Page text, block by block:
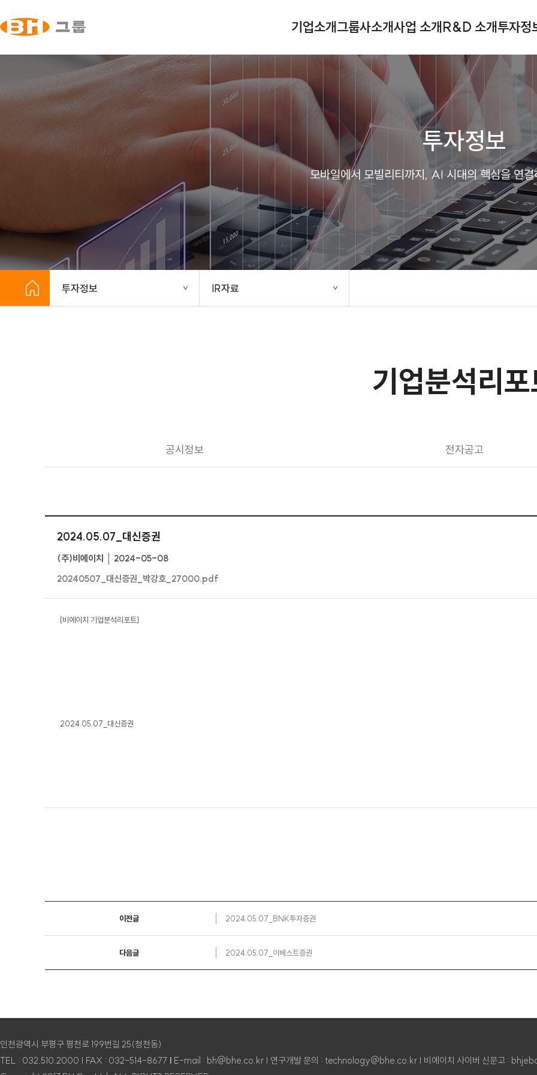
기업소개그룹사소개사업 소개 R&D 소개투자정
투자정보
모바일에서 모빌리티까지, AI 시대의 핵심을 연
투자정보 IR자료
기업분석리
공시정보 전자공고
2024.05.07_대신증권
(주)비에이치 │ 2024-05-08
20240507_대신증권_박강호_27000.pdf
[비에이치 기업분석리포트]
2024.05.07_대신증권
이전글 2024.05.07_BNK투자증권
다음글 2024.05.07_이베스트증권
인천광역시 부평구 평천로 199번길 25(청천동)
TEL : 032.510.2000 | FAX : 032-514-8677 | E-mail : bh@bhe.co.kr | 연구개발 문의 : technology@bhe.co.kr | 비에이치 사이버 신문고 :